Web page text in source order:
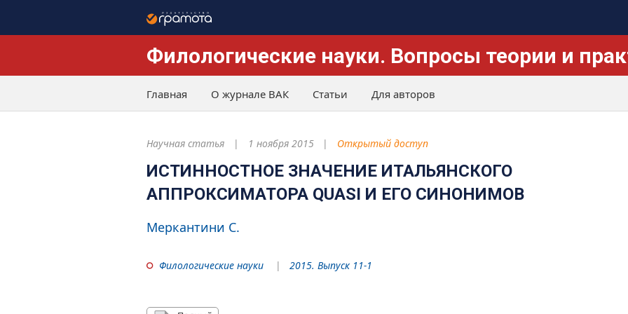
Филологические науки. Вопросы теории и
Главная О журнале ВАК Статьи Для авторов
Научная статья 1 ноября 2015 Открытый доступ
ИСТИННОСТНОЕ ЗНАЧЕНИЕ ИТАЛЬЯНСКОГО
АППРОКСИМАТОРА QUASI И ЕГО СИНОНИМОВ
Меркантини С.
Филологические науки 2015. Выпуск 11-1